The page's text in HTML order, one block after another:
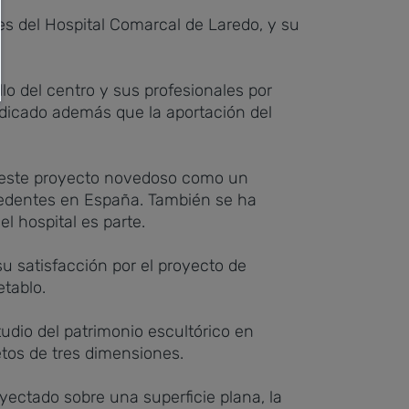
del Hospital Comarcal de Laredo, y su
del centro y sus profesionales por
además que la aportación del
proyecto novedoso como un
en España. También se ha
hospital es parte.
satisfacción por el proyecto de
del patrimonio escultórico en
de tres dimensiones.
sobre una superficie plana, la